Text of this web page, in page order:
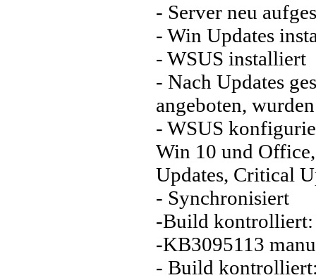
- Server neu
- Win Updates
- WSUS installiert
- Nach Updates
angeboten,
- WSUS
Win 10 und
Updates, Critical
- Synchronisiert
-Build kontrolliert:
-KB3095113
- Build